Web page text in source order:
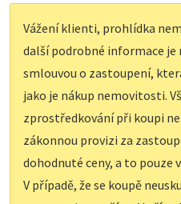
Vážení klienti, prohlídka
další podrobné informace je
smlouvou o zastoupení,
jako je nákup nemovitosti.
zprostředkování při koupi
zákonnou provizi za
dohodnuté ceny, a to pouze
V případě, že se koupě